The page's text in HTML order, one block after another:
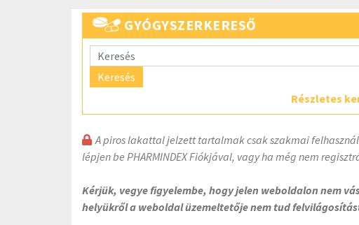
GYÓGYSZERKERESŐ
Keresés
Részletes
A piros lakattal jelzett tartalmak csak szakmai
lépjen be PHARMINDEX Fiókjával, vagy ha még nem
Kérjük, vegye figyelembe, hogy jelen weboldalon nem
helyükről a weboldal üzemeltetője nem tud